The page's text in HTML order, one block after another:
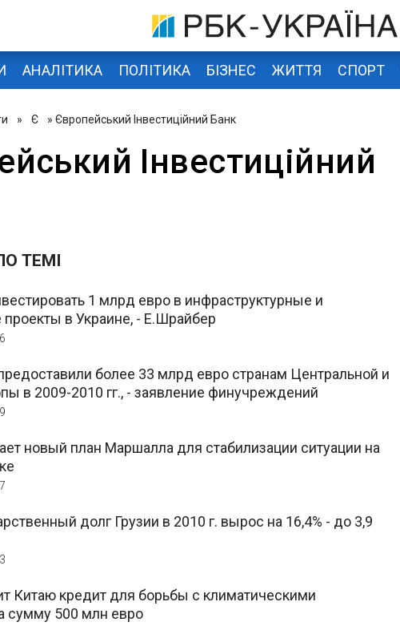
АНАЛІТИКА ПОЛІТИКА БІЗНЕС ЖИТТЯ СПОРТ
» Є » Європейський Інвестиційний Банк
Інвестиційний
ТЕМІ
1 млрд евро в инфраструктурные и
проекты в Украине, - Е.Шрайбер
более 33 млрд евро странам Центральной и
в 2009-2010 гг., - заявление финучреждений
новый план Маршалла для стабилизации ситуации на
долг Грузии в 2010 г. вырос на 16,4% - до 3,9
Китаю кредит для борьбы с климатическими
сумму 500 млн евро